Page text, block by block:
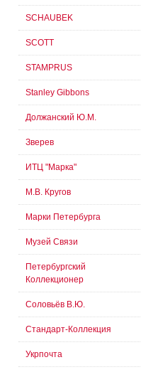
SCHAUBEK
SCOTT
STAMPRUS
Stanley Gibbons
Должанский Ю.М.
Зверев
ИТЦ "Марка"
М.В. Кругов
Марки Петербурга
Музей Связи
Петербургский
Коллекционер
Соловьёв В.Ю.
Стандарт-Коллекция
Укрпочта